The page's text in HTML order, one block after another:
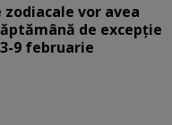
zodiacale vor avea
de excepție
9 februarie